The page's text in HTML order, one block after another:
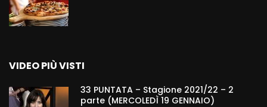
VIDEO PIÙ VISTI
33 PUNTATA – Stagione 2021/22 – 2
parte (MERCOLEDÌ 19 GENNAIO)